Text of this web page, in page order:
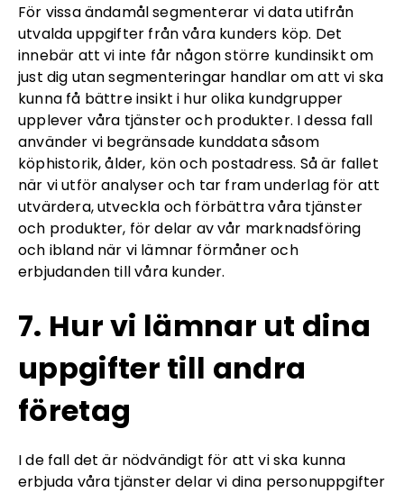
För vissa ändamål segmenterar vi data utifrån
utvalda uppgifter från våra kunders köp. Det
innebär att vi inte får någon större kundinsikt om
just dig utan segmenteringar handlar om att vi ska
kunna få bättre insikt i hur olika kundgrupper
upplever våra tjänster och produkter. I dessa fall
använder vi begränsade kunddata såsom
köphistorik, ålder, kön och postadress. Så är fallet
när vi utför analyser och tar fram underlag för att
utvärdera, utveckla och förbättra våra tjänster
och produkter, för delar av vår marknadsföring
och ibland när vi lämnar förmåner och
erbjudanden till våra kunder.
7. Hur vi lämnar ut dina
uppgifter till andra
företag
I de fall det är nödvändigt för att vi ska kunna
erbjuda våra tjänster delar vi dina personuppgifter